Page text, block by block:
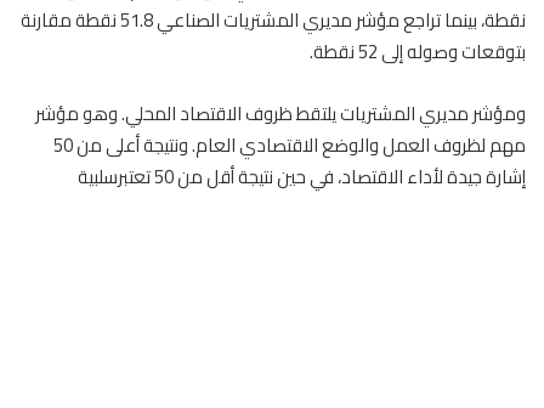
نقطة، بينما تراجع مؤشر مديري المشتريات الصناعي 51.8 نقطة مقارنة
بتوقعات وصوله إلى 52 نقطة.
ومؤشر مديري المشتريات يلتقط ظروف الاقتصاد المحلي. وهو مؤشر
مهم لظروف العمل والوضع الاقتصادي العام. ونتيجة أعلى من 50
إشارة جيدة لأداء الاقتصاد، في حين نتيجة أقل من 50 تعتبرسلبية